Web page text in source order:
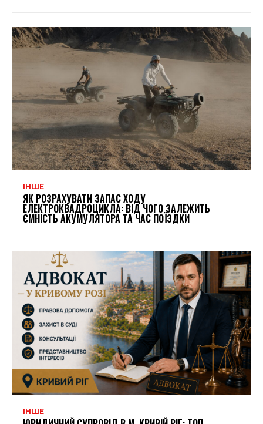
ІНШЕ
ЯК РОЗРАХУВАТИ ЗАПАС ХОДУ
ЕЛЕКТРОКВАДРОЦИКЛА: ВІД ЧОГО ЗАЛЕЖИТЬ
ЄМНІСТЬ АКУМУЛЯТОРА ТА ЧАС ПОЇЗДКИ
ІНШЕ